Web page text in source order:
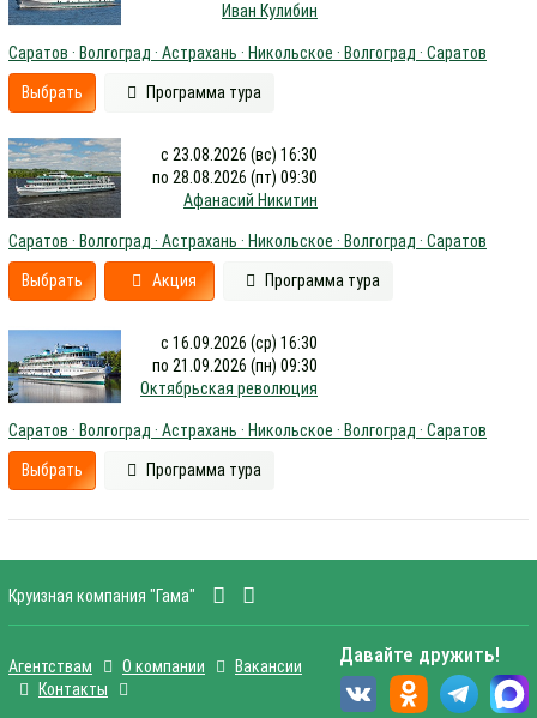
Иван Кулибин
Саратов · Волгоград · Астрахань · Никольское · Волгоград · Саратов
Выбрать Программа тура
с 23.08.2026 (вс) 16:30
по 28.08.2026 (пт) 09:30
Афанасий Никитин
Саратов · Волгоград · Астрахань · Никольское · Волгоград · Саратов
Выбрать Акция Программа тура
с 16.09.2026 (ср) 16:30
по 21.09.2026 (пн) 09:30
Октябрьская революция
Саратов · Волгоград · Астрахань · Никольское · Волгоград · Саратов
Выбрать Программа тура
Круизная компания "Гама"
Агентствам О компании
Вакансии
Контакты
Давайте дружить!